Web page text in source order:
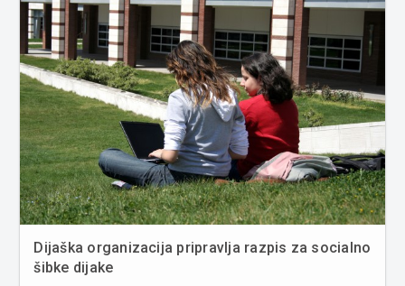
Dijaška organizacija pripravlja razpis za socialno
šibke dijake